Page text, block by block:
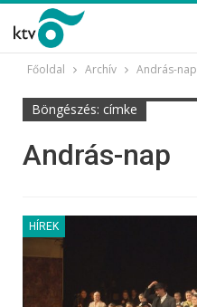
Főoldal Archív András-nap
Böngészés: címke
András-nap
HÍREK